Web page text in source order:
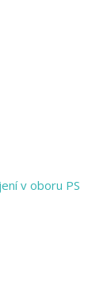
v oboru PS